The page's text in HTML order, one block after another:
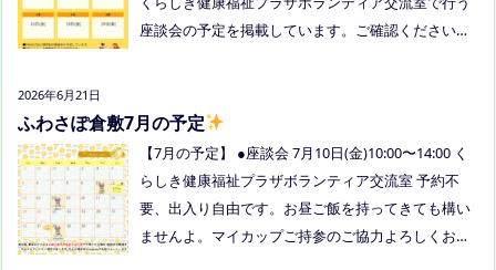
座談会の予定を掲載しています。ご確認ください！
ームページなどでお伝えします。
2026年6月21日
ふわさぽ倉敷7月の予定
【7月の予定】 ●座談会 7月10日(金)10:00〜14:00 く
らしき健康福祉プラザボランティア交流室 予約不
要、出入り自由です。お昼ご飯を持ってきても構い
ませんよ。マイカップご持参のご協力よろしくお願